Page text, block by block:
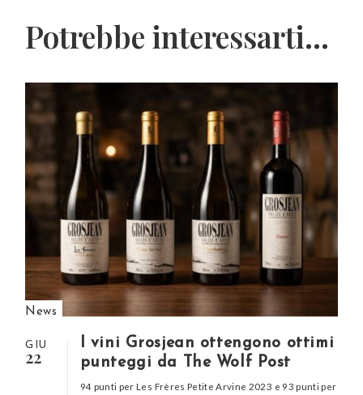
Potrebbe interessarti...
News
GIU
22
I vini Grosjean ottengono ottimi
punteggi da The Wolf Post
94 punti per Les Frères Petite Arvine 2023 e 93 punti per